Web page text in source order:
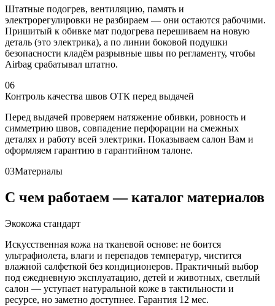
Штатные подогрев, вентиляцию, память и
электрорегулировки не разбираем — они остаются рабочими.
Пришитый к обивке мат подогрева перешиваем на новую
деталь (это электрика), а по линии боковой подушки
безопасности кладём разрывные швы по регламенту, чтобы
Airbag срабатывал штатно.
06
Контроль качества швов ОТК перед выдачей
Перед выдачей проверяем натяжение обивки, ровность и
симметрию швов, совпадение перфорации на смежных
деталях и работу всей электрики. Показываем салон Вам и
оформляем гарантию в гарантийном талоне.
03Материалы
С чем работаем — каталог материалов
Экокожа стандарт
Искусственная кожа на тканевой основе: не боится
ультрафиолета, влаги и перепадов температур, чистится
влажной салфеткой без кондиционеров. Практичный выбор
под ежедневную эксплуатацию, детей и животных, светлый
салон — уступает натуральной коже в тактильности и
ресурсе, но заметно доступнее. Гарантия 12 мес.